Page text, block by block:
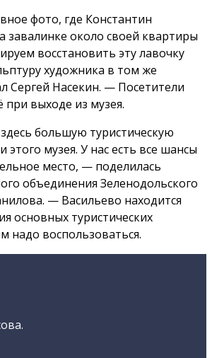
фото, где Константин
завалинке около своей квартиры
восстановить эту лавочку
художника в том же
Сергей Насекин. — Посетители
при выходе из музея.
большую туристическую
музея. У нас есть все шансы
место, — поделилась
объединения Зеленодольского
— Васильево находится
основных туристических
надо воспользоваться.